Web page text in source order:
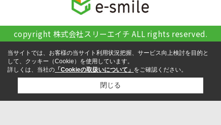
copyright 株式会社スリーエイチ ALL rights reserved.
当サイトでは、お客様の当サイト利用状況把握、サービス向上検討を目的と
して、クッキー（Cookie）を使用しています。
詳しくは、当社の 「Cookieの取扱いについて」 をご確認ください。
閉じる